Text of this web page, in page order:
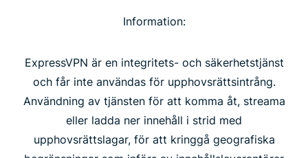
Information:
ExpressVPN är en integritets- och säkerhetstjänst
och får inte användas för upphovsrättsintrång.
Användning av tjänsten för att komma åt, streama
eller ladda ner innehåll i strid med
upphovsrättslagar, för att kringgå geografiska